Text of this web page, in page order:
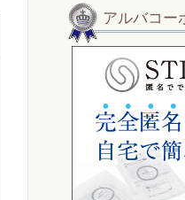
アルバコー